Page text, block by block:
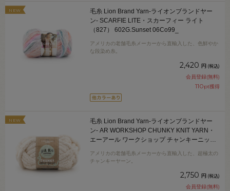
NEW
毛糸 Lion Brand Yarn-ライオンブランドヤー
ン- SCARFIE LITE・スカーフィー ライト
（827） 602G.Sunset 06Co99_
アメリカの老舗毛糸メーカーから直輸入した、色鮮やか
な段染め糸。
2,420 円 (税込)
会員登録(無料)
110pt獲得
NEW
毛糸 Lion Brand Yarn-ライオンブランドヤー
ン- AR WORKSHOP CHUNKY KNIT YARN・
エーアール ワークショップ チャンキーニット
アメリカの老舗毛糸メーカーから直輸入した、超極太の
チャンキーヤーン。
2,750 円 (税込)
会員登録(無料)